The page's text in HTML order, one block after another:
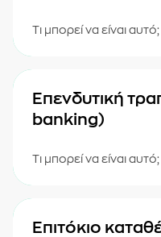
Τι μπορεί να είναι αυτό;
Επενδυτική
banking)
Τι μπορεί να είναι αυτό;
Επιτόκιο